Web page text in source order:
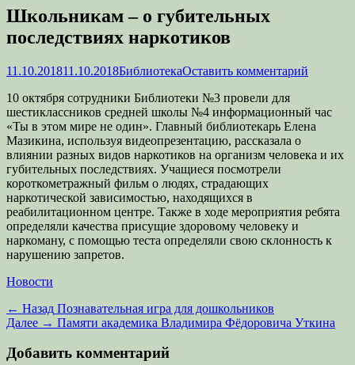
Школьникам – о губительных
последствиях наркотиков
Опубликовано
11.10.201811.10.2018Автор
БиблиотекаОставить комментарий
10 октября сотрудники Библиотеки №3 провели для
шестиклассников средней школы №4 информационный час
«Ты в этом мире не один». Главный библиотекарь Елена
Мазикина, используя видеопрезентацию, рассказала о
влиянии разных видов наркотиков на организм человека и их
губительных последствиях. Учащиеся посмотрели
короткометражный фильм о людях, страдающих
наркотической зависимостью, находящихся в
реабилитационном центре. Также в ходе мероприятия ребята
определяли качества присущие здоровому человеку и
наркоману, с помощью теста определяли свою склонность к
нарушению запретов.
Категории
Новости
Навигация
по
записям
← Назад Предыдущая
запись:
Познавательная игра для дошкольников
Далее → Следующая
Памяти академика Владимира Фёдоровича Уткина
Добавить комментарий